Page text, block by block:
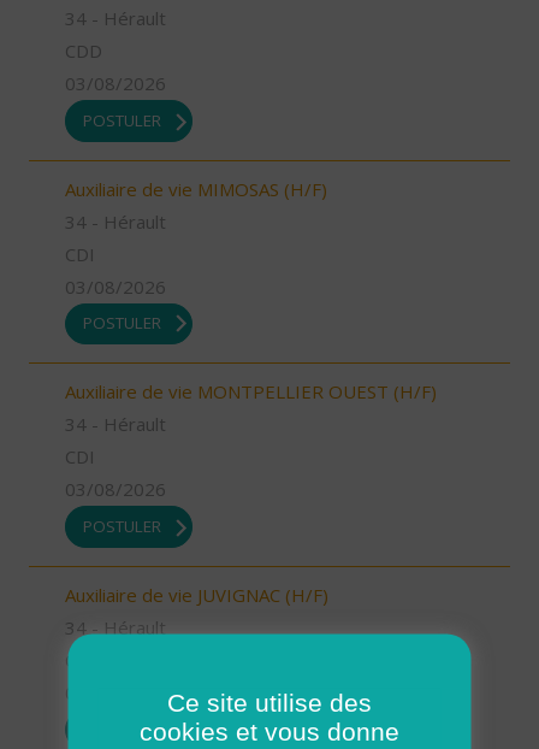
34 - Hérault
CDD
03/08/2026
POSTULER
Auxiliaire de vie MIMOSAS (H/F)
34 - Hérault
CDI
03/08/2026
POSTULER
Auxiliaire de vie MONTPELLIER OUEST (H/F)
34 - Hérault
CDI
03/08/2026
POSTULER
Auxiliaire de vie JUVIGNAC (H/F)
34 - Hérault
CDI
POSTULER
Ce site utilise des
cookies et vous donne